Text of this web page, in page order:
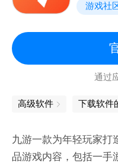
游戏社
通过
高级软件
九游一款为年轻玩家打
品游戏内容，包括一手